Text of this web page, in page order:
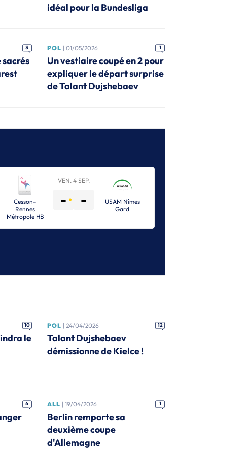
idéal pour la Bundesliga
3
sacrés
POL | 01/05/2026 1
Un vestiaire coupé en 2 pour
expliquer le départ surprise
de Talant Dujshebaev
Cesson-
Rennes
Métropole HB
VEN. 4 SEP.
- -
USAM Nîmes
Gard
10
le
POL | 24/04/2026 12
Talant Dujshebaev
démissionne de Kielce !
4 ALL | 19/04/2026 1
Berlin remporte sa
deuxième coupe
d'Allemagne